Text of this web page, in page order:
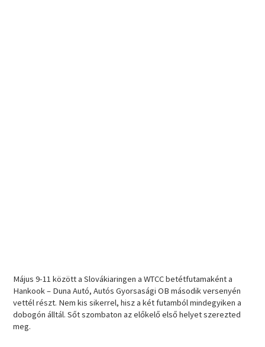
Május 9-11 között a Slovákiaringen a WTCC betétfutamaként a
Hankook – Duna Autó, Autós Gyorsasági OB második versenyén
vettél részt. Nem kis sikerrel, hisz a két futamból mindegyiken a
dobogón álltál. Sőt szombaton az előkelő első helyet szerezted
meg.